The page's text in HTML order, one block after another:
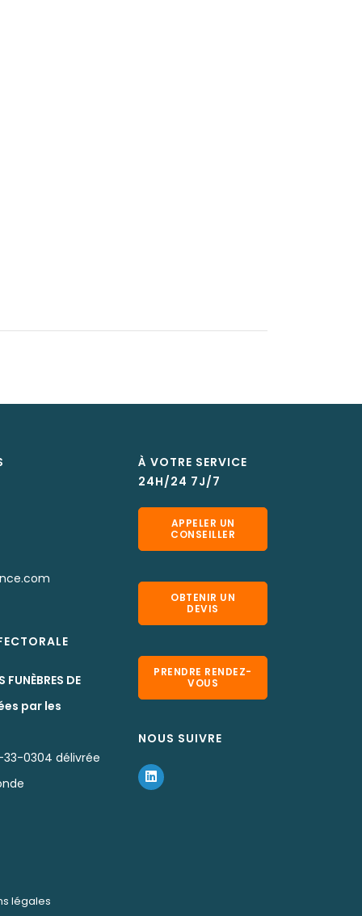
DE
par les
33-0304 délivrée
À VOTRE SERVICE
24H/24 7J/7
APPELER UN
CONSEILLER
OBTENIR UN
DEVIS
PRENDRE RENDEZ-
VOUS
NOUS SUIVRE
légales